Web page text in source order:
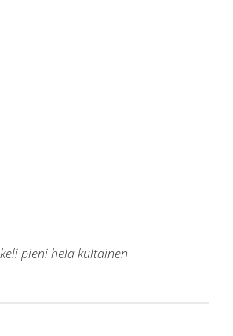
pieni hela kultainen